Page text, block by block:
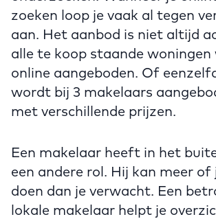
zoeken loop je vaak al tegen
aan. Het aanbod is niet altijd
alle te koop staande woningen
online aangeboden. Of
wordt bij 3 makelaars
met verschillende prijzen.
Een makelaar heeft in het
een andere rol. Hij kan meer
doen dan je verwacht. Een
lokale makelaar helpt je